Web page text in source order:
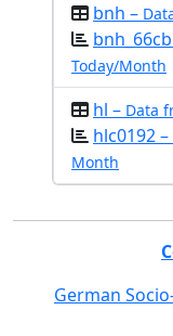
bnh –
Today/Month
hl – Data
hlc0192 –
Month
German